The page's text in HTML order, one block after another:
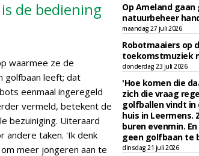
de bediening
waarmee ze de
golfbaan leeft; dat
eenmaal ingeregeld
vermeld, betekent de
bezuiniging. Uiteraard
andere taken. 'Ik denk
meer jongeren aan te
Op Ameland
natuurbeheer
maandag 27 juli 2026
Robotmaaiers op
toekomstmuziek
donderdag 23 juli 2026
'Hoe komen die
zich die vraag
golfballen vindt in
huis in
buren evenmin.
geen golfbaan te
dinsdag 21 juli 2026